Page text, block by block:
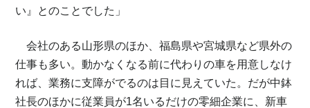
い』とのことでした」
会社のある山形県のほか、福島県や宮城県など県外の
仕事も多い。動かなくなる前に代わりの車を用意しなけ
れば、業務に支障がでるのは目に見えていた。だが中鉢
社長のほかに従業員が1名いるだけの零細企業に、新車